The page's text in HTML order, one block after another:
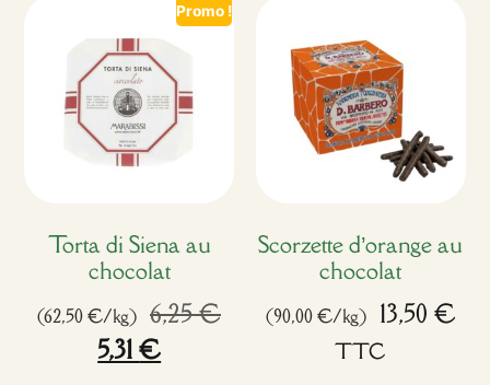
Promo !
Torta di Siena au
chocolat
(62,50 €/kg) 6,25€
5,31€
Scorzette d’orange au
chocolat
(90,00 €/kg) 13,50 €
TTC